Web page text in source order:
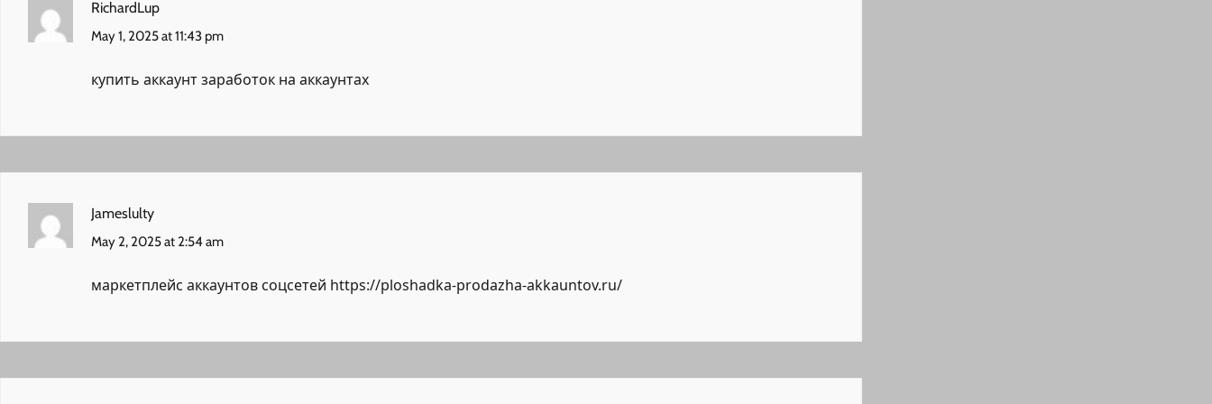
RichardLup
May 1, 2025 at 11:43 pm
купить аккаунтзаработок на аккаунтах
Jameslulty
May 2, 2025 at 2:54 am
маркетплейс аккаунтов соцсетей https://ploshadka-prodazha-akkauntov.ru/